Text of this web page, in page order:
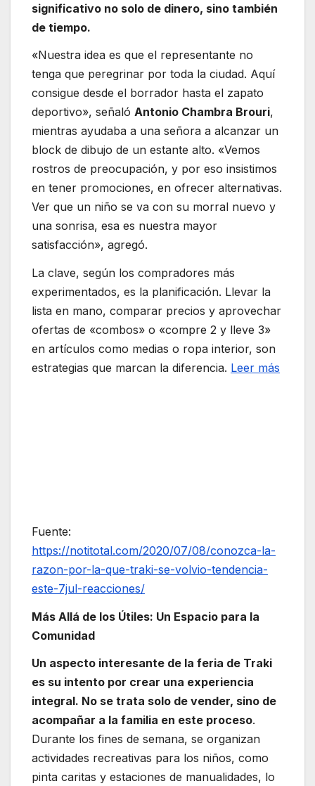
significativo no solo de dinero, sino también
de tiempo.
«Nuestra idea es que el representante no
tenga que peregrinar por toda la ciudad. Aquí
consigue desde el borrador hasta el zapato
deportivo», señaló Antonio Chambra Brouri,
mientras ayudaba a una señora a alcanzar un
block de dibujo de un estante alto. «Vemos
rostros de preocupación, y por eso insistimos
en tener promociones, en ofrecer alternativas.
Ver que un niño se va con su morral nuevo y
una sonrisa, esa es nuestra mayor
satisfacción», agregó.
La clave, según los compradores más
experimentados, es la planificación. Llevar la
lista en mano, comparar precios y aprovechar
ofertas de «combos» o «compre 2 y lleve 3»
en artículos como medias o ropa interior, son
estrategias que marcan la diferencia. Leer más
Fuente:
https://notitotal.com/2020/07/08/conozca-la-
razon-por-la-que-traki-se-volvio-tendencia-
este-7jul-reacciones/
Más Allá de los Útiles: Un Espacio para la
Comunidad
Un aspecto interesante de la feria de Traki
es su intento por crear una experiencia
integral. No se trata solo de vender, sino de
acompañar a la familia en este proceso.
Durante los fines de semana, se organizan
actividades recreativas para los niños, como
pinta caritas y estaciones de manualidades, lo